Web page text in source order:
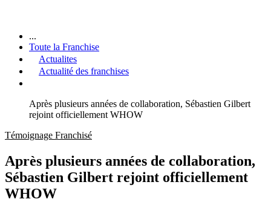
...
Toute la Franchise
Actualites
Actualité des franchises
Après plusieurs années de collaboration, Sébastien Gilbert
rejoint officiellement WHOW
Témoignage Franchisé
Après plusieurs années de collaboration,
Sébastien Gilbert rejoint officiellement
WHOW